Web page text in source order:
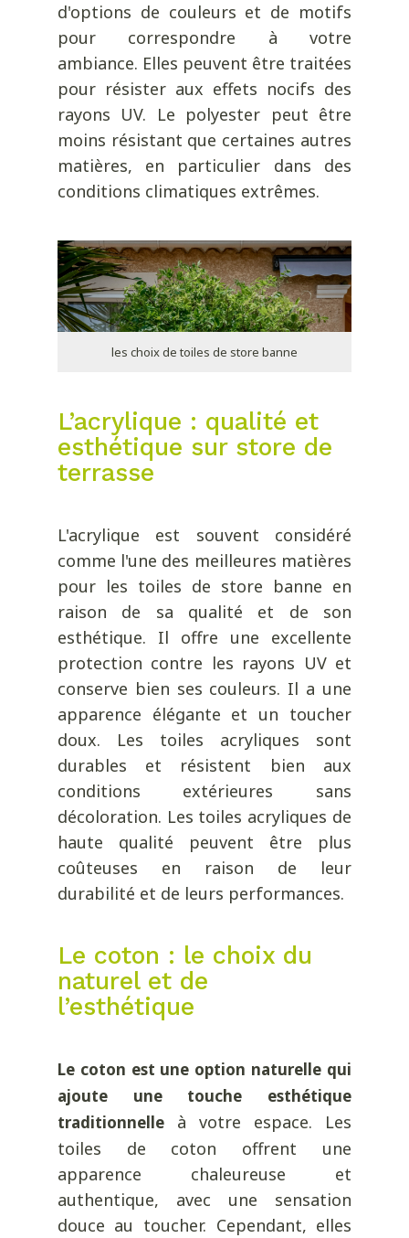
d'options de couleurs et de motifs
pour correspondre à votre
ambiance. Elles peuvent être traitées
pour résister aux effets nocifs des
rayons UV. Le polyester peut être
moins résistant que certaines autres
matières, en particulier dans des
conditions climatiques extrêmes.
les choix de toiles de store banne
L’acrylique : qualité et
esthétique sur store de
terrasse
L'acrylique est souvent considéré
comme l'une des meilleures matières
pour les toiles de store banne en
raison de sa qualité et de son
esthétique. Il offre une excellente
protection contre les rayons UV et
conserve bien ses couleurs. Il a une
apparence élégante et un toucher
doux. Les toiles acryliques sont
durables et résistent bien aux
conditions extérieures sans
décoloration. Les toiles acryliques de
haute qualité peuvent être plus
coûteuses en raison de leur
durabilité et de leurs performances.
Le coton : le choix du
naturel et de
l’esthétique
Le coton est une option naturelle qui
ajoute une touche esthétique
traditionnelleà votre espace. Les
toiles de coton offrent une
apparence chaleureuse et
authentique, avec une sensation
douce au toucher. Cependant, elles